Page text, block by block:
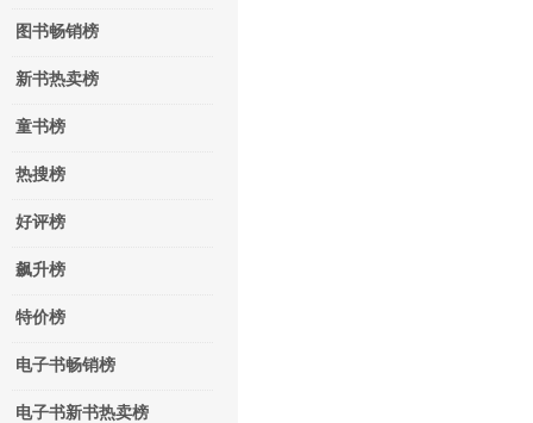
图书畅销榜
新书热卖榜
童书榜
热搜榜
好评榜
飙升榜
特价榜
电子书畅销榜
电子书新书热卖榜